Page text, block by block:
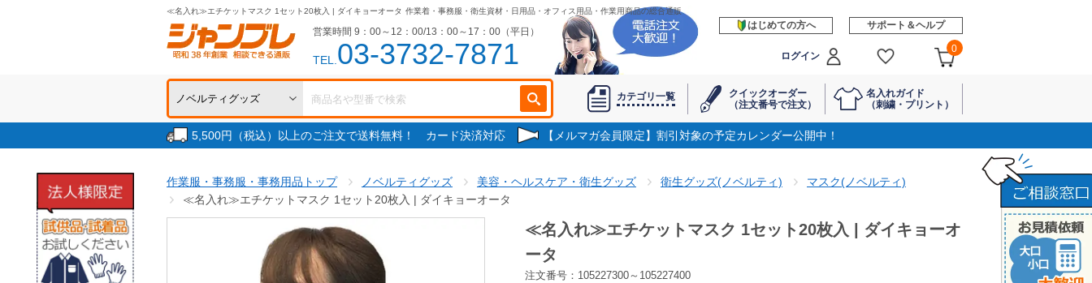
≪名入れ≫エチケットマスク 1セット20枚入 | ダイキョーオータ 作業着・事務服・衛生資材・日用品・オフィス用品・作業用商品の総合通販
営業時間 9：00～12：00/13：00～17：00（平日）
TEL.03-3732-7871
はじめての方へ サポート＆ヘルプ
ログイン
0
カテゴリ一覧
クイックオーダー
（注文番号で注文）
名入れガイド
（刺繍・プリント）
5,500円（税込）以上のご注文で送料無料！ カード決済対応 【メルマガ会員限定】割引対象の予定カレンダー公開中！
作業服・事務服・事務用品トップ ノベルティグッズ 美容・ヘルスケア・衛生グッズ 衛生グッズ(ノベルティ)
マスク(ノベルティ)
≪名入れ≫エチケットマスク 1セット20枚入 | ダイキョーオータ
≪名入れ≫エチケットマスク 1セット20枚入 | ダイキョーオ
ータ
注文番号：105227300～105227400